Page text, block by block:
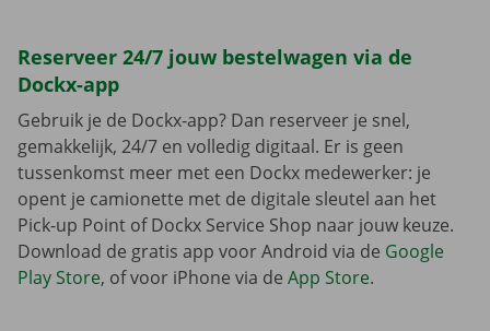
Reserveer 24/7 jouw bestelwagen via de
Dockx-app
Gebruik je de Dockx-app? Dan reserveer je snel,
gemakkelijk, 24/7 en volledig digitaal. Er is geen
tussenkomst meer met een Dockx medewerker: je
opent je camionette met de digitale sleutel aan het
Pick-up Point of Dockx Service Shop naar jouw keuze.
Download de gratis app voor Android via de Google
Play Store, of voor iPhone via de App Store.